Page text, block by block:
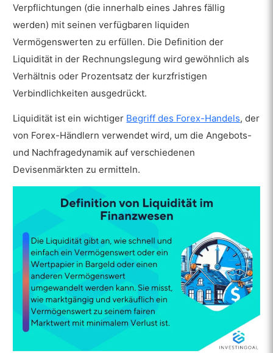
Verpflichtungen (die innerhalb eines Jahres fällig
werden) mit seinen verfügbaren liquiden
Vermögenswerten zu erfüllen. Die Definition der
Liquidität in der Rechnungslegung wird gewöhnlich als
Verhältnis oder Prozentsatz der kurzfristigen
Verbindlichkeiten ausgedrückt.
Liquidität ist ein wichtiger Begriff des Forex-Handels, der
von Forex-Händlern verwendet wird, um die Angebots-
und Nachfragedynamik auf verschiedenen
Devisenmärkten zu ermitteln.